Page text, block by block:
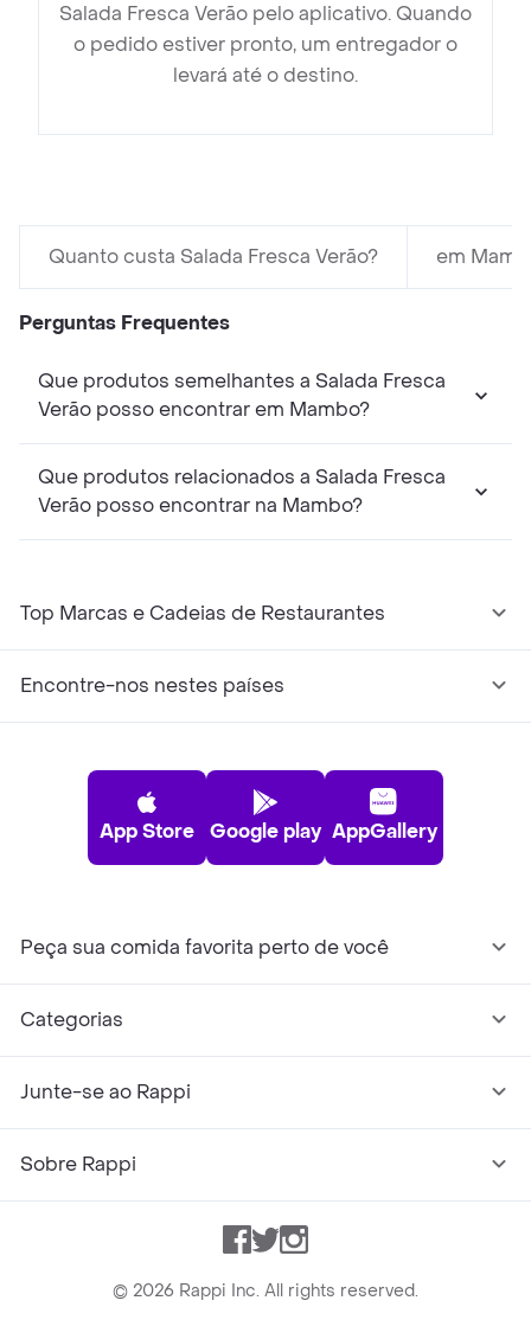
Salada Fresca Verão pelo aplicativo. Quando
o pedido estiver pronto, um entregador o
levará até o destino.
Quanto custa Salada Fresca Verão? em
Perguntas Frequentes
Que produtos semelhantes a Salada Fresca
Verão posso encontrar em Mambo?
Que produtos relacionados a Salada Fresca
Verão posso encontrar na Mambo?
Top Marcas e Cadeias de Restaurantes
Encontre-nos nestes países
App Store Google play AppGallery
Peça sua comida favorita perto de você
Categorias
Junte-se ao Rappi
Sobre Rappi
Facebook
TwitterInstagram
© 2026 Rappi Inc. All rights reserved.